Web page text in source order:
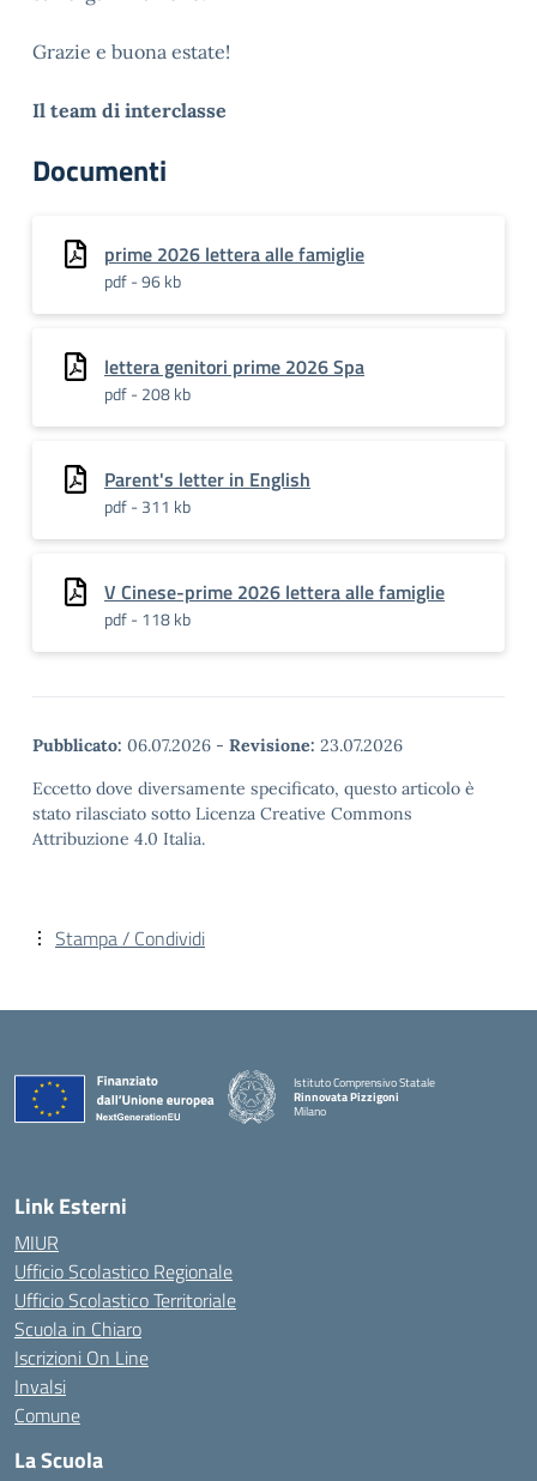
Grazie e buona estate!
Il team di interclasse
Documenti
prime 2026 lettera alle famiglie
pdf - 96 kb
lettera genitori prime 2026 Spa
pdf - 208 kb
Parent's letter in English
pdf - 311 kb
V Cinese-prime 2026 lettera alle famiglie
pdf - 118 kb
Pubblicato: 06.07.2026 - Revisione: 23.07.2026
Eccetto dove diversamente specificato, questo articolo è
stato rilasciato sotto Licenza Creative Commons
Attribuzione 4.0 Italia.
Stampa / Condividi
Istituto Comprensivo Statale
Rinnovata Pizzigoni
Milano
Link Esterni
MIUR
Ufficio Scolastico Regionale
Ufficio Scolastico Territoriale
Scuola in Chiaro
Iscrizioni On Line
Invalsi
Comune
La Scuola